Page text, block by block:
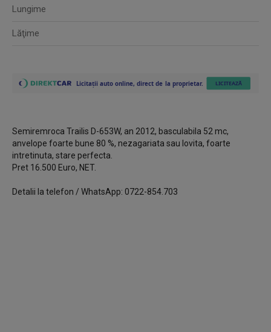
Lungime
Lăţime
Semiremroca Trailis D-653W, an 2012, basculabila 52 mc,
anvelope foarte bune 80 %, nezagariata sau lovita, foarte
intretinuta, stare perfecta.
Pret 16.500 Euro, NET.
Detalii la telefon / WhatsApp: 0722-854.703